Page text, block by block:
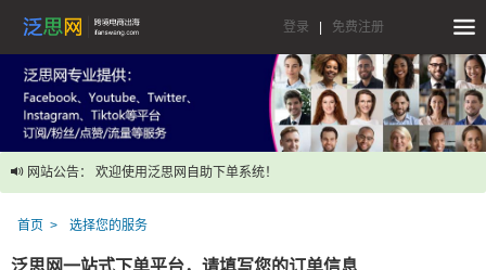
登录 免费注册
网站公告： 欢迎使用泛思网自助下单系统！
首页 选择您的服务
泛思网一站式下单平台，请填写您的订单信息